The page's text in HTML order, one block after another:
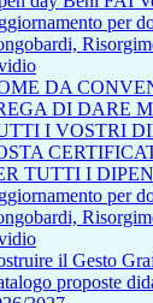
per
DA
DI DARE
I VOSTRI
TUTTI I
per
il Gesto
proposte